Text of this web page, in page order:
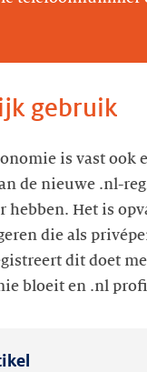
gebruik
is vast ook
de nieuwe .nl-
hebben. Het is
die als
dit doet
bloeit en .nl